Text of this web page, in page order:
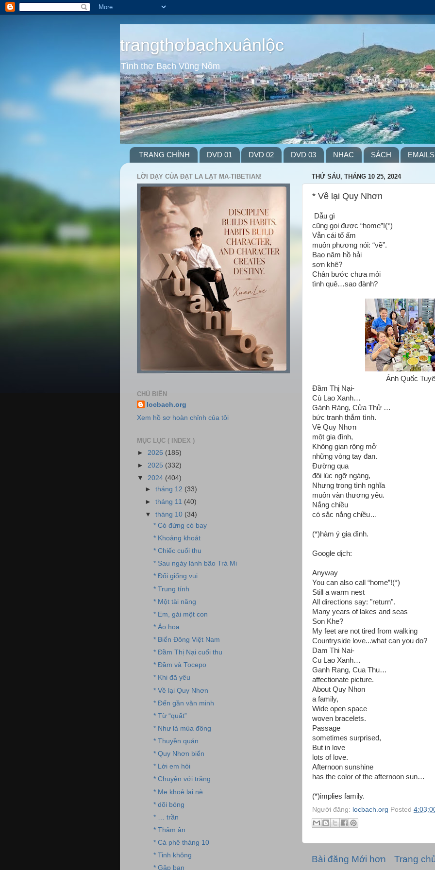
trangthơbạchxuânlộc
Tình thơ Bạch Vũng Nồm
TRANG CHÍNH DVD 01 DVD 02 DVD 03 NHẠC SÁCH EMAILS
THỨ SÁU, THÁNG 10 25, 2024
* Về lại Quy Nhơn
Dẫu gì
cũng gọi được “home”!(*)
Vẫn cái tổ ấm
muôn phương nói: “về”.
Bao năm hồ hải
sơn khê?
Chân bước chưa mỏi
tình quê…sao đành?
Ảnh Quốc
Đầm Thị Nại-
Cù Lao Xanh…
Gành Ráng, Cửa Thử …
bức tranh thắm tình.
Về Quy Nhơn
một gia đình,
Không gian rộng mở
những vòng tay đan.
Đường qua
đôi lúc ngỡ ngàng,
Nhưng trong tình nghĩa
muôn vàn thương yêu.
Nắng chiều
có sắc nắng chiều…
(*)hàm ý gia đình.
Google dịch:
Anyway
You can also call “home”!(*)
Still a warm nest
All directions say: "return".
Many years of lakes and seas
Son Khe?
My feet are not tired from walking
Countryside love...what can you do?
Dam Thi Nai-
Cu Lao Xanh…
Ganh Rang, Cua Thu…
affectionate picture.
About Quy Nhon
a family,
Wide open space
woven bracelets.
Passage
sometimes surprised,
But in love
lots of love.
Afternoon sunshine
has the color of the afternoon sun…
(*)implies family.
Người đăng: locbach.org Posted
Bài đăng Mới hơn Trang
LỜI DẠY CỦA ĐẠT LA LẠT MA-TIBETIAN!
CHỦ BIÊN
locbach.org
Xem hồ sơ hoàn chỉnh của tôi
MỤC LỤC ( INDEX )
► 2026 (185)
► 2025 (332)
▼ 2024 (404)
►tháng 12 (33)
►tháng 11 (40)
▼tháng 10 (34)
* Cò đứng cò bay
* Khoảng khoát
* Chiếc cuối thu
* Sau ngày lánh bão Trà Mi
* Đổi giống vui
* Trung tính
* Một tài năng
* Em, gái một con
* Áo hoa
* Biển Đông Việt Nam
* Đầm Thị Nại cuối thu
* Đầm và Tocepo
* Khi đã yêu
* Về lại Quy Nhơn
* Đến gần văn minh
* Từ “quất”
* Như là mùa đông
* Thuyền quán
* Quy Nhơn biển
* Lời em hỏi
* Chuyện với trăng
* Mẹ khoẻ lại nè
* dõi bóng
* … trần
* Thâm ân
* Cà phê tháng 10
* Tinh không
* Gặp bạn